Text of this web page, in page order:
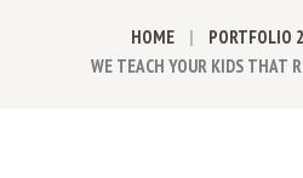
HOME
PORTFOLIO
WE TEACH YOUR KIDS THAT